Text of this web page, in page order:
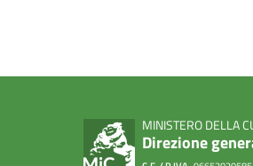
MINISTERO DELLA
Direzione